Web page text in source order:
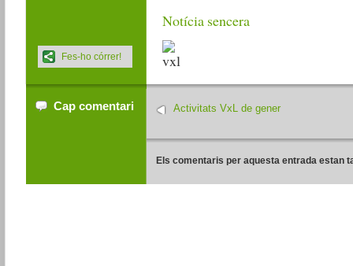
Notícia sencera
Fes-ho córrer!
Cap comentari Activitats VxL de gener
Els comentaris per aquesta entrada estan